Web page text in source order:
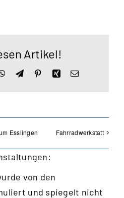
Artikel!
WhatsApp
TelegramPinterestXingE-
Esslingen Fahrradwerkstatt
von den
und spiegelt nicht